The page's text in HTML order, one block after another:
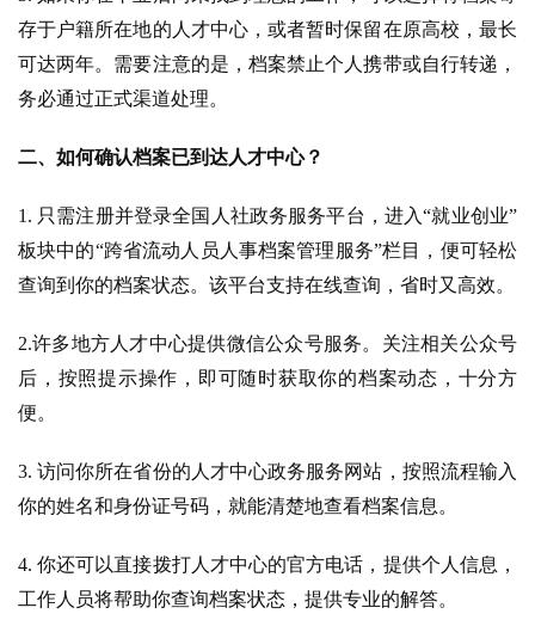
存于户籍所在地的人才中心，或者暂时保留在原高校，最长
可达两年。需要注意的是，档案禁止个人携带或自行转递，
务必通过正式渠道处理。
二、如何确认档案已到达人才中心？
1. 只需注册并登录全国人社政务服务平台，进入“就业创业”
板块中的“跨省流动人员人事档案管理服务”栏目，便可轻松
查询到你的档案状态。该平台支持在线查询，省时又高效。
2.许多地方人才中心提供微信公众号服务。关注相关公众号
后，按照提示操作，即可随时获取你的档案动态，十分方
便。
3. 访问你所在省份的人才中心政务服务网站，按照流程输入
你的姓名和身份证号码，就能清楚地查看档案信息。
4. 你还可以直接拨打人才中心的官方电话，提供个人信息，
工作人员将帮助你查询档案状态，提供专业的解答。